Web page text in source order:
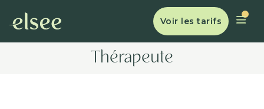
Voir les tarifs
Thérapeute